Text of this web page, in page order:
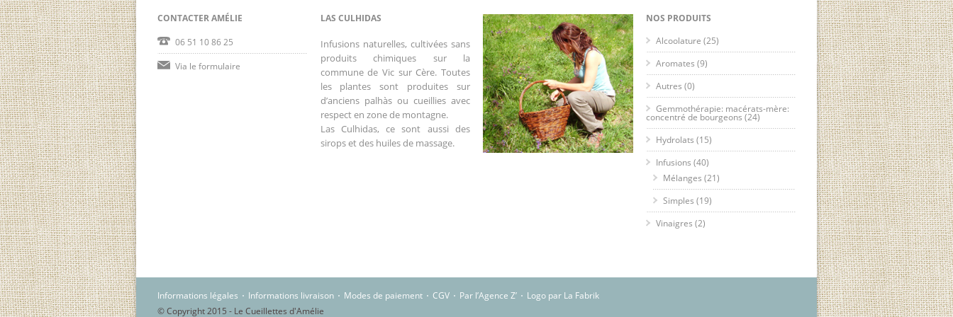
CONTACTER AMÉLIE
06 51 10 86 25
Via le formulaire
LAS CULHIDAS
Infusions naturelles, cultivées sans
produits chimiques sur la
commune de Vic sur Cère. Toutes
les plantes sont produites sur
d’anciens palhàs ou cueillies avec
respect en zone de montagne.
Las Culhidas, ce sont aussi des
sirops et des huiles de massage.
NOS PRODUITS
Alcoolature (25)
Aromates (9)
Autres (0)
Gemmothérapie: macérats-mère:
concentré de bourgeons (24)
Hydrolats (15)
Infusions (40)
Mélanges (21)
Simples (19)
Vinaigres (2)
Informations légales Informations livraison Modes de paiement CGV Par l’Agence Z’
Logo par La Fabrik
© Copyright 2015 - Le Cueillettes d'Amélie